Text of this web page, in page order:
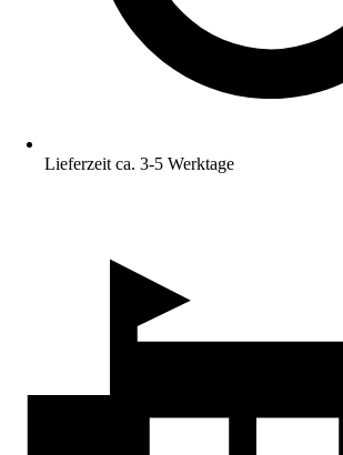
Lieferzeit ca. 3-5 Werktage